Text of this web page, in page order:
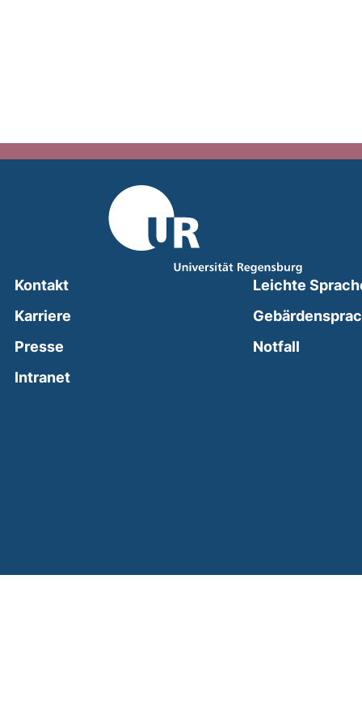
Kontakt
Karriere
Presse
Intranet(external link, opens in a new window)
Leichte
Notfall